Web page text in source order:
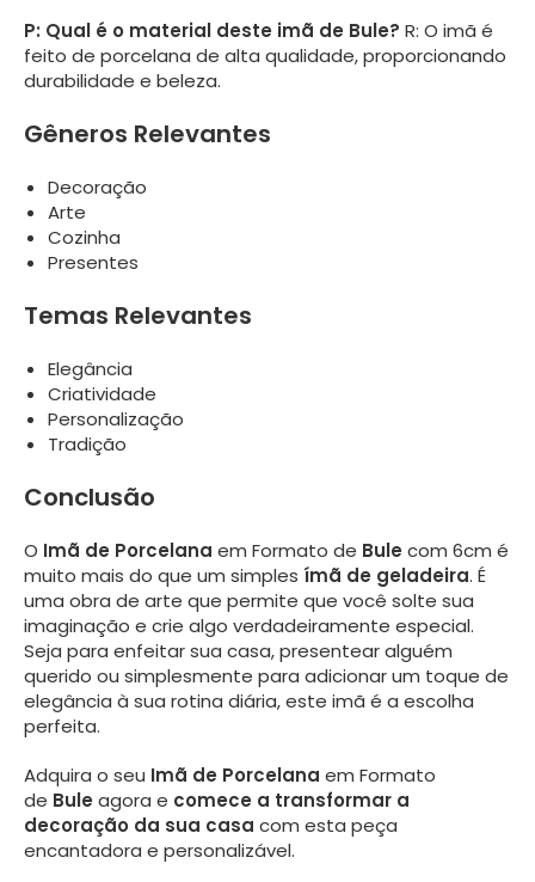
P: Qual é o material deste imã de Bule? R: O imã é
feito de porcelana de alta qualidade, proporcionando
durabilidade e beleza.
Gêneros Relevantes
Decoração
Arte
Cozinha
Presentes
Temas Relevantes
Elegância
Criatividade
Personalização
Tradição
Conclusão
O Imã de Porcelana em Formato de Bule com 6cm é
muito mais do que um simples ímã de geladeira. É
uma obra de arte que permite que você solte sua
imaginação e crie algo verdadeiramente especial.
Seja para enfeitar sua casa, presentear alguém
querido ou simplesmente para adicionar um toque de
elegância à sua rotina diária, este imã é a escolha
perfeita.
Adquira o seu Imã de Porcelana em Formato
de Bule agora e comece a transformar a
decoração da sua casa com esta peça
encantadora e personalizável.